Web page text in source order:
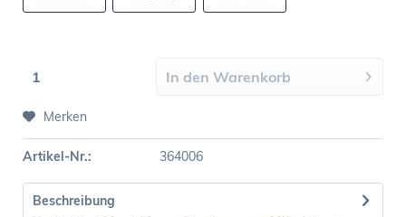
In den Warenkorb
Merken
Artikel-Nr.: 364006
Beschreibung